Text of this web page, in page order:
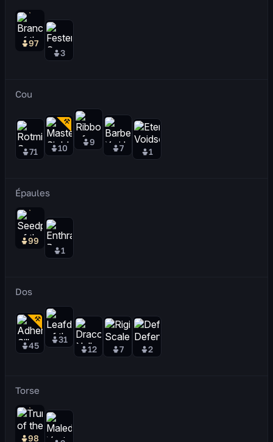
97
3
Cou
71 10
9
7 1
Épaules
99
1
Dos
45
31
12
7 2
Torse
98